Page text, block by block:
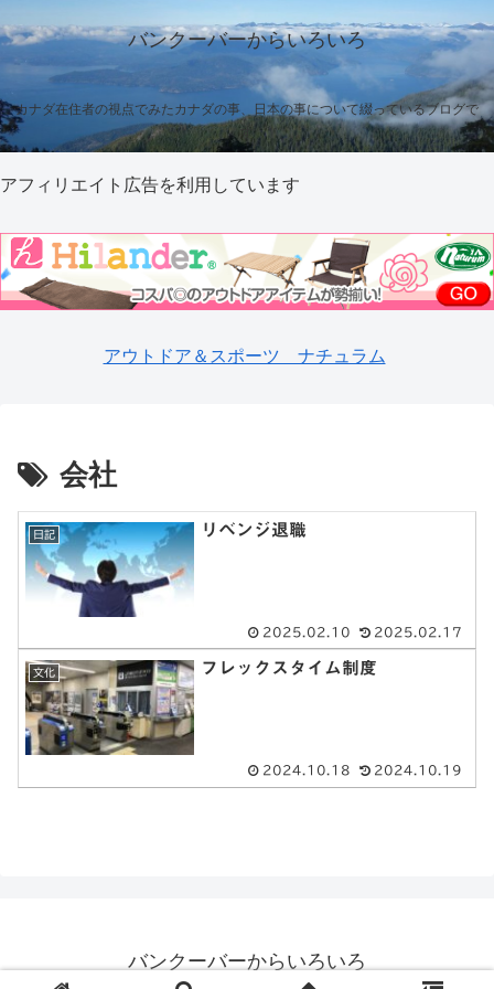
バンクーバーからいろいろ
カナダ在住者の視点でみたカナダの事、日本の事について綴っているブログで
す
アフィリエイト広告を利用しています
アウトドア＆スポーツ ナチュラム
会社
日記 リベンジ退職
2025.02.10 2025.02.17
文化 フレックスタイム制度
2024.10.18 2024.10.19
バンクーバーからいろいろ